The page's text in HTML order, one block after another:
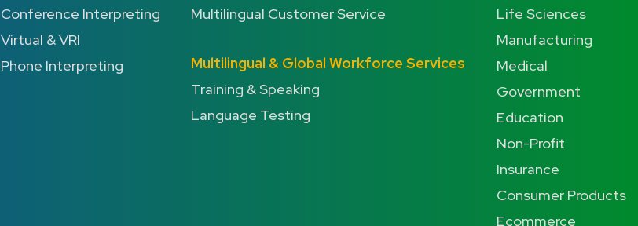
Conference Interpreting
Virtual & VRI
Phone Interpreting
Multilingual Customer Service
Multilingual & Global Workforce Services
Training & Speaking
Language Testing
Life Sciences
Manufacturing
Medical
Government
Education
Non-Profit
Insurance
Consumer Products
Ecommerce